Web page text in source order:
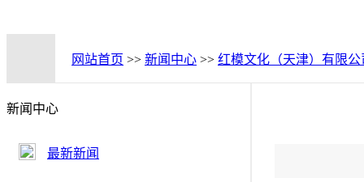
网站首页 >> 新闻中心 >> 红模文化（天津）有限公
新闻中心
最新新闻